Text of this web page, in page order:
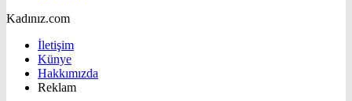
Kadınız.com
İletişim
Künye
Hakkımızda
Reklam